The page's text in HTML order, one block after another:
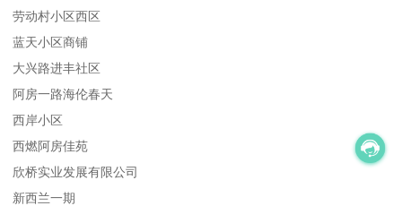
劳动村小区西区
蓝天小区商铺
大兴路进丰社区
阿房一路海伦春天
西岸小区
西燃阿房佳苑
欣桥实业发展有限公司
新西兰一期